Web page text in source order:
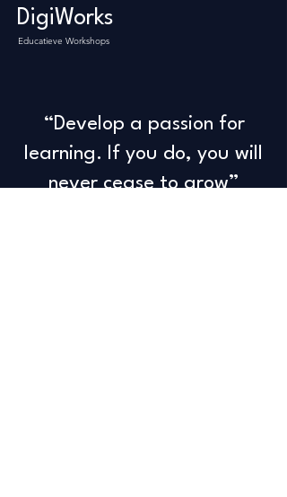
DigiWorks
Educatieve Workshops
“Develop a passion for
learning. If you do, you will
never cease to grow”